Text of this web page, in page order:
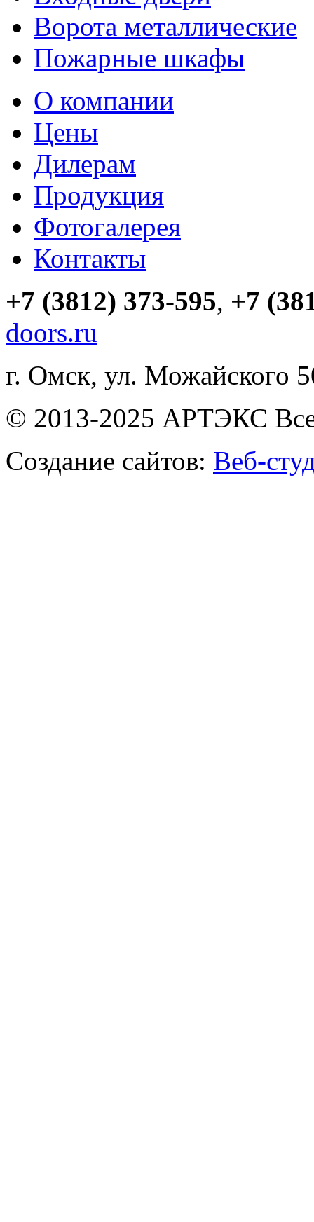
Ворота металлические
Пожарные шкафы
О компании
Цены
Дилерам
Продукция
Фотогалерея
Контакты
+7 (3812) 373-595, +7
doors.ru
г. Омск, ул. Можайского
© 2013-2025 АРТЭКС
Создание сайтов: Веб-